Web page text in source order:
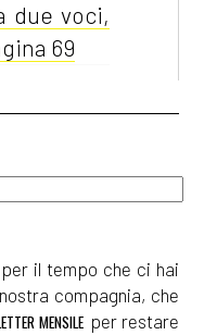
due voci,
69
di
il tempo che ci hai
compagnia, che
MENSILE per restare